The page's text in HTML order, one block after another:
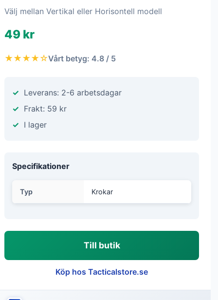
Välj mellan Vertikal eller Horisontell modell
49 kr
★★★★☆Vårt betyg: 4.8 / 5
Leverans: 2-6 arbetsdagar
Frakt: 59 kr
I lager
Specifikationer
Typ Krokar
Till butik
Köp hos Tacticalstore.se